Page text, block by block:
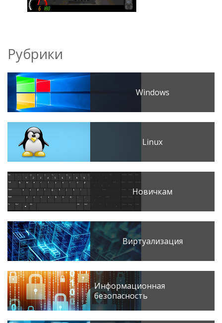
Рубрики
Windows
Linux
Новичкам
Виртуализация
Информационная
безопасность